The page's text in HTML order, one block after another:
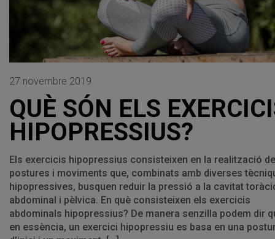
27 novembre 2019
QUÈ SÓN ELS
HIPOPRESSIUS?
Els exercicis hipopressius consisteixen en la realització de
postures i moviments que, combinats amb diverses
hipopressives, busquen reduir la pressió a la cavitat
abdominal i pèlvica. En què consisteixen els exercicis
abdominals hipopressius? De manera senzilla podem dir
en essència, un exercici hipopressiu es basa en una